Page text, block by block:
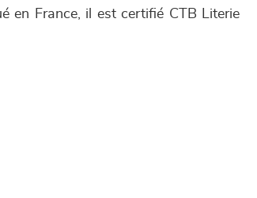
en France, il est certifié CTB Literie